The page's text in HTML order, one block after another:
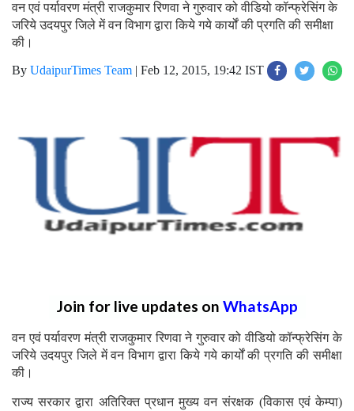
वन एवं पर्यावरण मंत्री राजकुमार रिणवा ने गुरुवार को वीडियो कॉन्फ्रेसिंग के
जरिये उदयपुर जिले में वन विभाग द्वारा किये गये कार्यों की प्रगति की समीक्षा
की।
By UdaipurTimes Team | Feb 12, 2015, 19:42 IST
Join for live updates on WhatsApp
वन एवं पर्यावरण मंत्री राजकुमार रिणवा ने गुरुवार को वीडियो कॉन्फ्रेसिंग के
जरिये उदयपुर जिले में वन विभाग द्वारा किये गये कार्यों की प्रगति की समीक्षा
की।
राज्य सरकार द्वारा अतिरिक्त प्रधान मुख्य वन संरक्षक (विकास एवं केम्पा)